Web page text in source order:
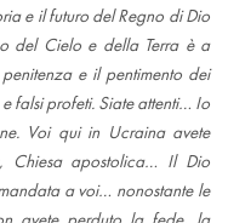
e il futuro del Regno di Dio
del Cielo e della Terra è a
e il pentimento dei
falsi profeti. Siate attenti… Io
Voi qui in Ucraina avete
Chiesa apostolica… Il Dio
a voi… nonostante le